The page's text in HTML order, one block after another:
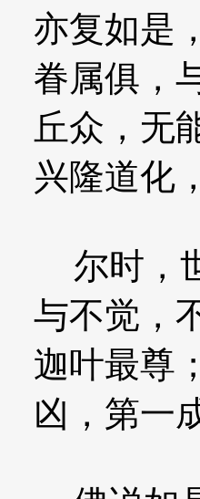
亦复如是
眷属俱，
丘众，无
兴隆道化
尔时，
与不觉，
迦叶最尊
凶，第一